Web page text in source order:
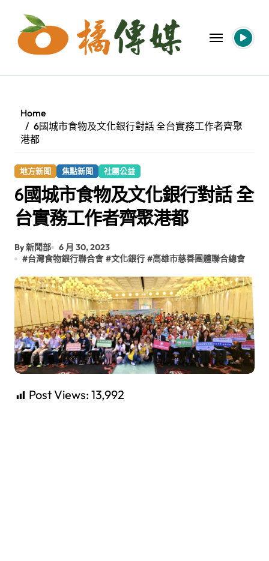
content
Home
6國城市食物及文化銀行對話 全台實務工作者齊聚
港都
地方新聞 焦點新聞 社團公益
6國城市食物及文化銀行對話 全
台實務工作者齊聚港都
By 新聞部
6 月 30, 2023
#台灣食物銀行聯合會 #文化銀行 #高雄市慈善團體聯合總會
Post Views: 13,992